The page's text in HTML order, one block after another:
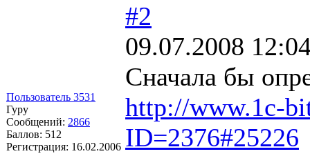
Пользователь 3531
Гуру
Сообщений: 2866
Баллов: 512
Регистрация: 16.02.2006
#2
09.07.2008
Сначала бы
http://www.1c-
ID=2376#25226